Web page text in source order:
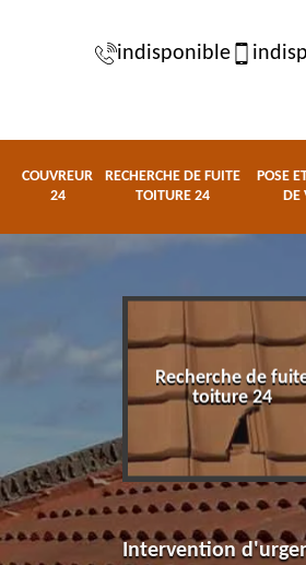
indisponible
COUVREUR
24
RECHERCHE DE FUITE
TOITURE 24
POSE
DE
Recherche de
toiture 24
Intervention